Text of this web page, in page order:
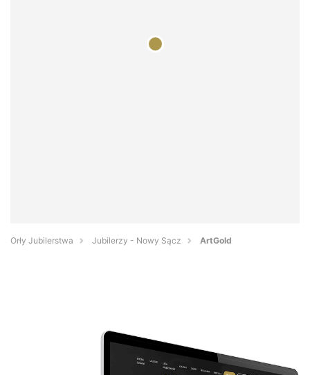
Orły Jubilerstwa Jubilerzy - Nowy Sącz ArtGold